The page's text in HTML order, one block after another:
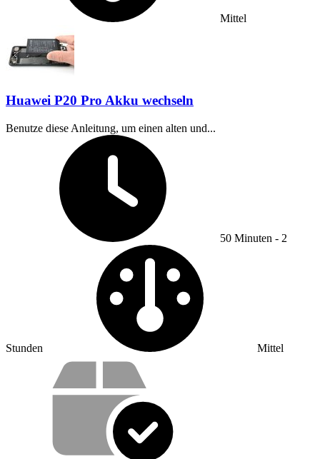
Mittel
Huawei P20 Pro Akku wechseln
Benutze diese Anleitung, um einen alten und...
50 Minuten - 2
Stunden Mittel
Wertversprechen